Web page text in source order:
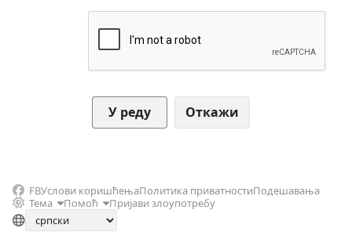
Откажи
FBУслови коришћењаПолитика приватностиПодешавања
Тема
Помоћ Пријави злоупотребу